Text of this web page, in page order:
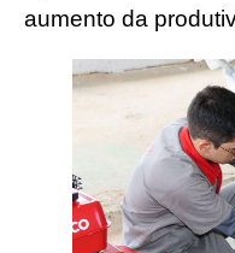
aumento da